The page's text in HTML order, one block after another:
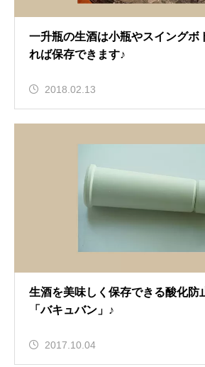
一升瓶の生酒は小瓶やスイングボ
れば保存できます♪
2018.02.13
生酒を美味しく保存できる酸化防
「バキュバン」♪
2017.10.04